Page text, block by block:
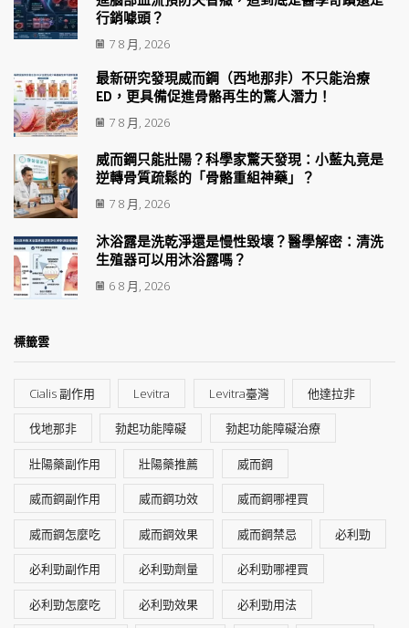
行銷噱頭？
7 8 月, 2026
最新研究發現威而鋼（西地那非）不只能治療
ED，更具備促進骨骼再生的驚人潛力！
7 8 月, 2026
威而鋼只能壯陽？科學家驚天發現：小藍丸竟是
逆轉骨質疏鬆的「骨骼重組神藥」？
7 8 月, 2026
沐浴露是洗乾淨還是慢性毀壞？醫學解密：清洗
生殖器可以用沐浴露嗎？
6 8 月, 2026
標籤雲
Cialis 副作用 Levitra Levitra臺灣 他達拉非
伐地那非 勃起功能障礙 勃起功能障礙治療
壯陽藥副作用 壯陽藥推薦 威而鋼
威而鋼副作用 威而鋼功效 威而鋼哪裡買
威而鋼怎麼吃 威而鋼效果 威而鋼禁忌 必利勁
必利勁副作用 必利勁劑量 必利勁哪裡買
必利勁怎麼吃 必利勁效果 必利勁用法